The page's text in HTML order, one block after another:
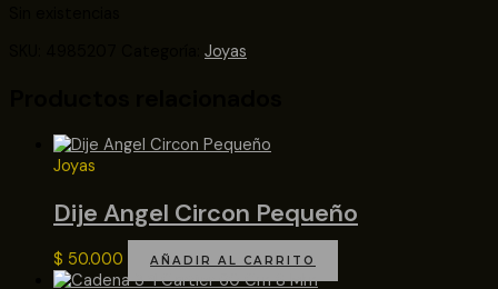
Joyas
Joyas
Dije Angel Circon Pequeño
$ 50.000 AÑADIR AL CARRITO